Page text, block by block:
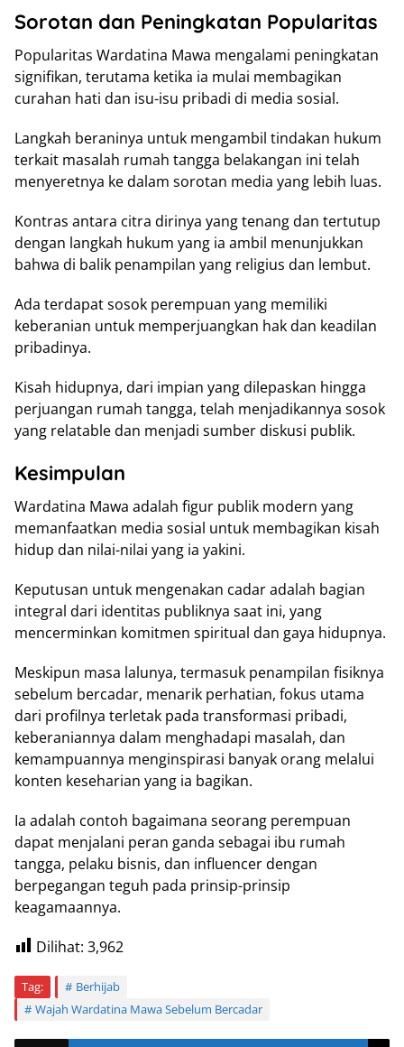
Sorotan dan Peningkatan Popularitas
Popularitas Wardatina Mawa mengalami peningkatan
signifikan, terutama ketika ia mulai membagikan
curahan hati dan isu-isu pribadi di media sosial.
Langkah beraninya untuk mengambil tindakan hukum
terkait masalah rumah tangga belakangan ini telah
menyeretnya ke dalam sorotan media yang lebih luas.
Kontras antara citra dirinya yang tenang dan tertutup
dengan langkah hukum yang ia ambil menunjukkan
bahwa di balik penampilan yang religius dan lembut.
Ada terdapat sosok perempuan yang memiliki
keberanian untuk memperjuangkan hak dan keadilan
pribadinya.
Kisah hidupnya, dari impian yang dilepaskan hingga
perjuangan rumah tangga, telah menjadikannya sosok
yang relatable dan menjadi sumber diskusi publik.
Kesimpulan
Wardatina Mawa adalah figur publik modern yang
memanfaatkan media sosial untuk membagikan kisah
hidup dan nilai-nilai yang ia yakini.
Keputusan untuk mengenakan cadar adalah bagian
integral dari identitas publiknya saat ini, yang
mencerminkan komitmen spiritual dan gaya hidupnya.
Meskipun masa lalunya, termasuk penampilan fisiknya
sebelum bercadar, menarik perhatian, fokus utama
dari profilnya terletak pada transformasi pribadi,
keberaniannya dalam menghadapi masalah, dan
kemampuannya menginspirasi banyak orang melalui
konten keseharian yang ia bagikan.
Ia adalah contoh bagaimana seorang perempuan
dapat menjalani peran ganda sebagai ibu rumah
tangga, pelaku bisnis, dan influencer dengan
berpegangan teguh pada prinsip-prinsip
keagamaannya.
Dilihat: 3,962
Tag:
Berhijab
Wajah Wardatina Mawa Sebelum Bercadar